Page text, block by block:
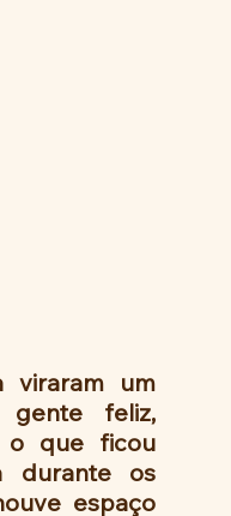
viraram um
gente feliz,
o que ficou
durante os
espaço